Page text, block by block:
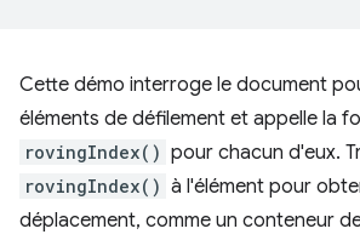
Cette démo interroge le document
éléments de défilement et appelle la
rovingIndex() pour chacun d'eux.
rovingIndex() à l'élément pour
déplacement, comme un conteneur